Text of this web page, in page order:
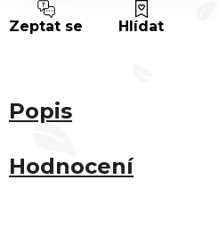
Zeptat se Hlídat
Popis
Hodnocení